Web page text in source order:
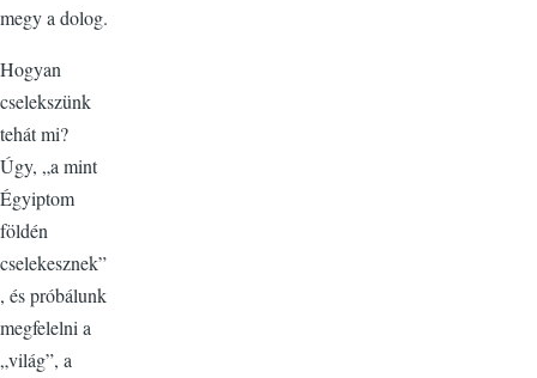
megy a dolog.
Hogyan
cselekszünk
tehát mi?
Úgy, „a mint
Égyiptom
földén
cselekesznek”
, és próbálunk
megfelelni a
„világ”, a